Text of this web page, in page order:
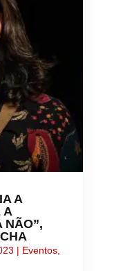
A
A
NÃO”,
| Eventos,